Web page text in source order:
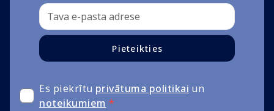
Pieteikties
Es piekrītu privātuma politikai un
noteikumiem *